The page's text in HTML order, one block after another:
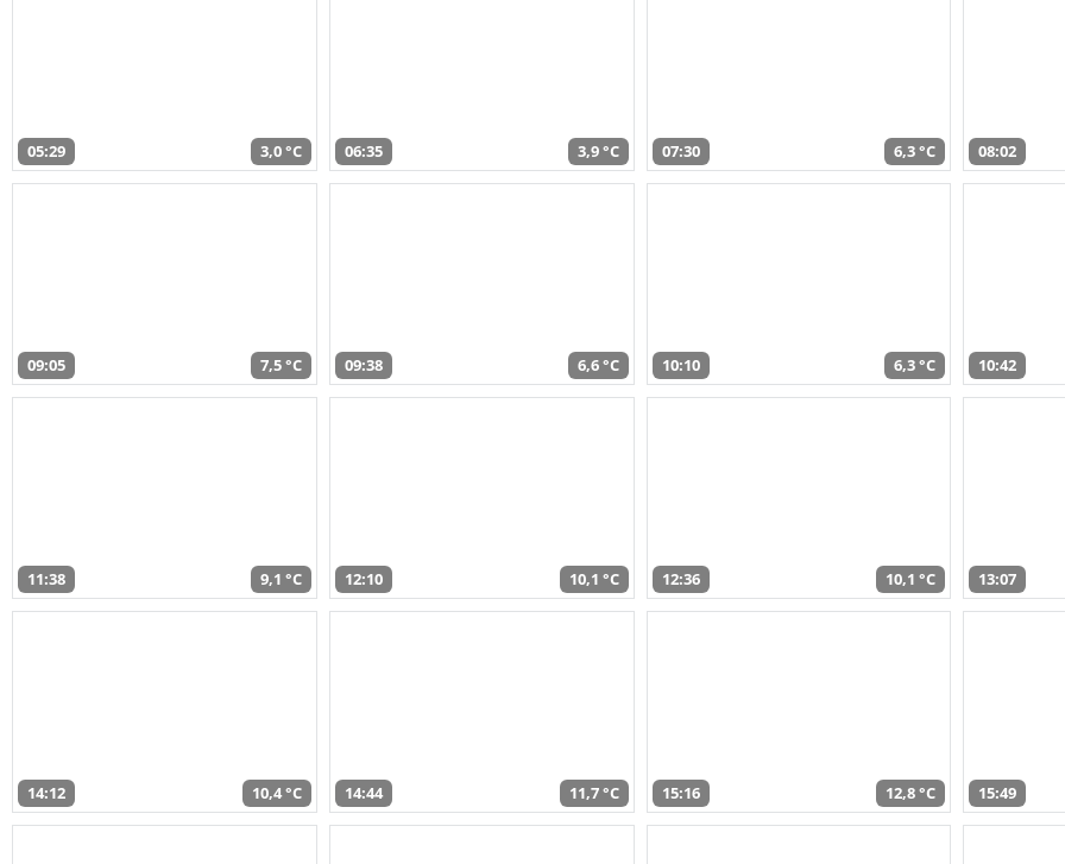
05:29 3,0 °C 06:35 3,9 °C 07:30 6,3 °C 08:02
09:05 7,5 °C 09:38 6,6 °C 10:10 6,3 °C 10:42
11:38 9,1 °C 12:10 10,1 °C 12:36 10,1 °C 13:07
14:12 10,4 °C 14:44 11,7 °C 15:16 12,8 °C 15:49